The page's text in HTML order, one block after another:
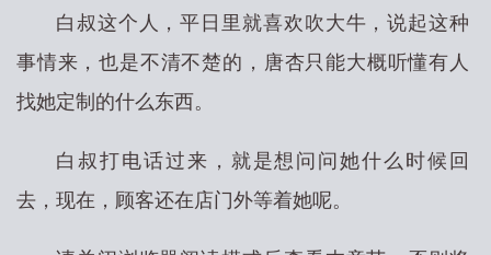
白叔这个人，平日里就喜欢吹大牛，说起这种
事情来，也是不清不楚的，唐杏只能大概听懂有人
找她定制的什么东西。
白叔打电话过来，就是想问问她什么时候回
去，现在，顾客还在店门外等着她呢。